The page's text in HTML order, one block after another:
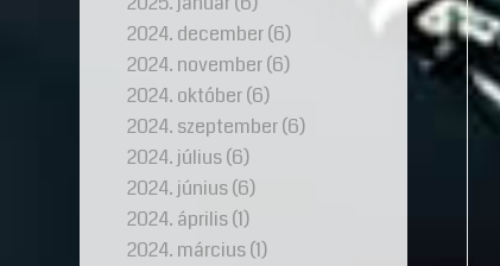
2024. december(6)
2024. november(6)
2024. október(6)
2024. szeptember(6)
2024. július(6)
2024. június(6)
2024. április(1)
2024. március(1)